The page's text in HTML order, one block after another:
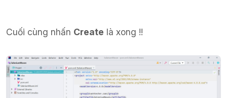
Cuối cùng nhấn Create là xong !!